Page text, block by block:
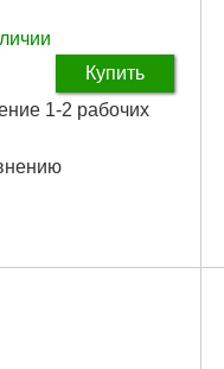
Купить
1-2 рабочих